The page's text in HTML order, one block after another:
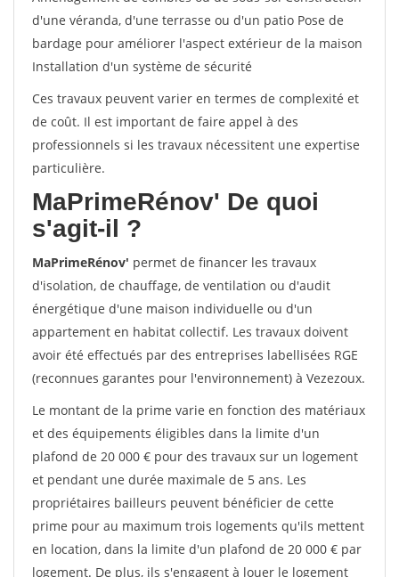
d'une véranda, d'une terrasse ou d'un patio Pose de
bardage pour améliorer l'aspect extérieur de la maison
Installation d'un système de sécurité
Ces travaux peuvent varier en termes de complexité et
de coût. Il est important de faire appel à des
professionnels si les travaux nécessitent une expertise
particulière.
MaPrimeRénov' De quoi
s'agit-il ?
MaPrimeRénov' permet de financer les travaux
d'isolation, de chauffage, de ventilation ou d'audit
énergétique d'une maison individuelle ou d'un
appartement en habitat collectif. Les travaux doivent
avoir été effectués par des entreprises labellisées RGE
(reconnues garantes pour l'environnement) à Vezezoux.
Le montant de la prime varie en fonction des matériaux
et des équipements éligibles dans la limite d'un
plafond de 20 000 € pour des travaux sur un logement
et pendant une durée maximale de 5 ans. Les
propriétaires bailleurs peuvent bénéficier de cette
prime pour au maximum trois logements qu'ils mettent
en location, dans la limite d'un plafond de 20 000 € par
logement. De plus, ils s'engagent à louer le logement